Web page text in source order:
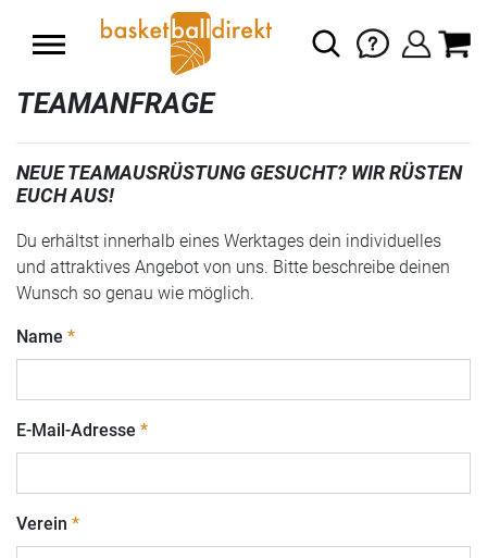
TEAMANFRAGE
NEUE TEAMAUSRÜSTUNG GESUCHT? WIR RÜSTEN
EUCH AUS!
Du erhältst innerhalb eines Werktages dein individuelles
und attraktives Angebot von uns. Bitte beschreibe deinen
Wunsch so genau wie möglich.
Name
E-Mail-Adresse
Verein